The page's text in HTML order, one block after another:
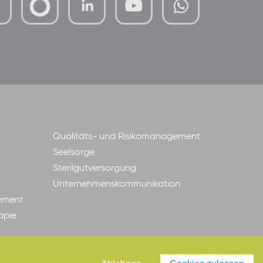
mutterhaus-xMBTtqOwC1KKBww
Qualitäts- und Risikomanagement
Seelsorge
Sterilgutversorgung
Unternehmenskommunikation